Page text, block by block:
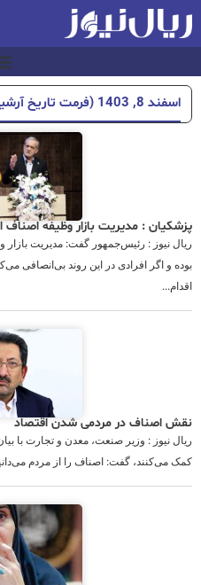
اسفند 8, 1403 (فرمت تاریخ آرشیو روزانه)
پزشکیان : مدیریت بازار وظیفه
ریال نیوز : رئیس‌جمهور گفت: مدیریت
بوده و اگر افرادی در این روند بی‌انصافی
اقدام...
نقش اصناف در مردمی شدن اقتصاد
ریال نیوز : وزیر صنعت، معدن و تجارت با
کمک می‌کنند، گفت: اصناف را از مردم